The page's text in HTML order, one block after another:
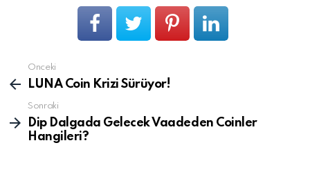
Devamını
gör
Önceki
LUNA Coin Krizi Sürüyor!
Sonraki
Dip Dalgada Gelecek Vaadeden Coinler
Hangileri?